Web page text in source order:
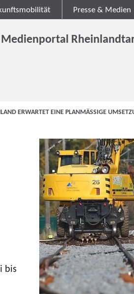
Presse & Medien
Medienportal
ERWARTET EINE PLANMÄSSIGE
bis